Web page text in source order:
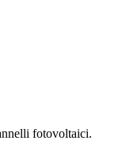
fotovoltaici.